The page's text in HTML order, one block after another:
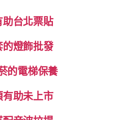
台北票貼
燈飾批發
的電梯保養
助未上市